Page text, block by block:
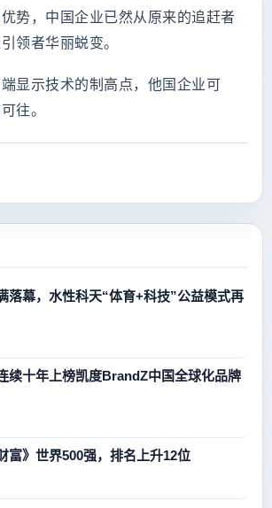
势，中国企业已然从原来的追赶者
领者华丽蜕变。
显示技术的制高点，他国企业可
往。
落幕，水性科天“体育+科技”公益模式再
续十年上榜凯度BrandZ中国全球化品牌
富》世界500强，排名上升12位